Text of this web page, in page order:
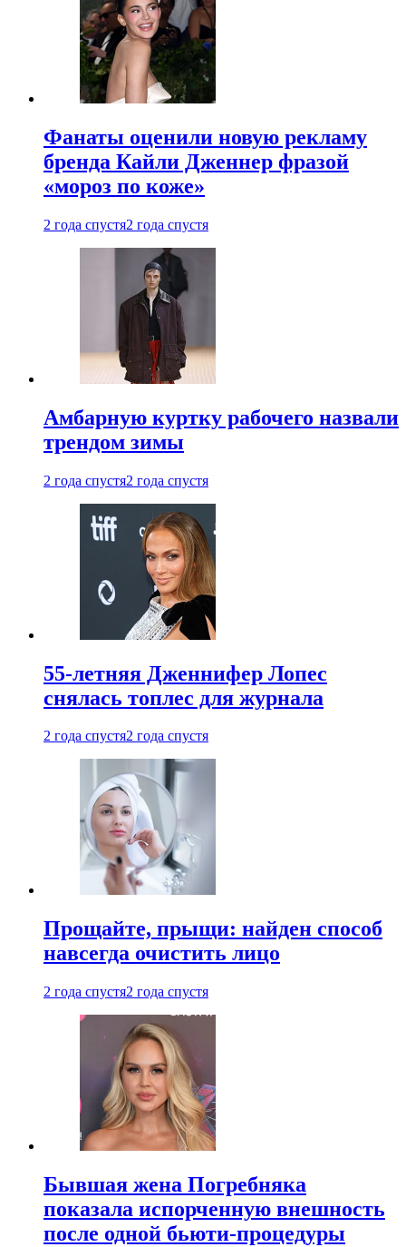
Фанаты оценили новую рекламу
бренда Кайли Дженнер фразой
«мороз по коже»
2 года спустя2 года спустя
Амбарную куртку рабочего назвали
трендом зимы
2 года спустя2 года спустя
55-летняя Дженнифер Лопес
снялась топлес для журнала
2 года спустя2 года спустя
Прощайте, прыщи: найден способ
навсегда очистить лицо
2 года спустя2 года спустя
Бывшая жена Погребняка
показала испорченную внешность
после одной бьюти-процедуры